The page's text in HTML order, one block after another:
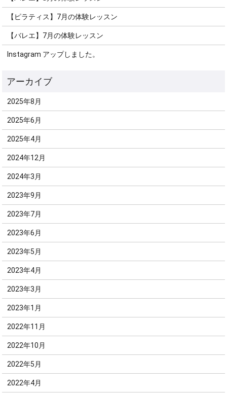
【ピラティス】7月の体験レッスン
【バレエ】7月の体験レッスン
Instagram アップしました。
2025年8月
2025年6月
2025年4月
2024年12月
2024年3月
2023年9月
2023年7月
2023年6月
2023年5月
2023年4月
2023年3月
2023年1月
2022年11月
2022年10月
2022年5月
2022年4月